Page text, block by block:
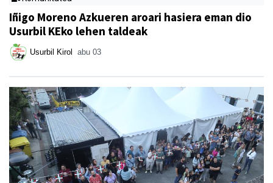
Iñigo Moreno Azkueren aroari hasiera eman dio
Usurbil KEko lehen taldeak
Usurbil Kirol abu 03